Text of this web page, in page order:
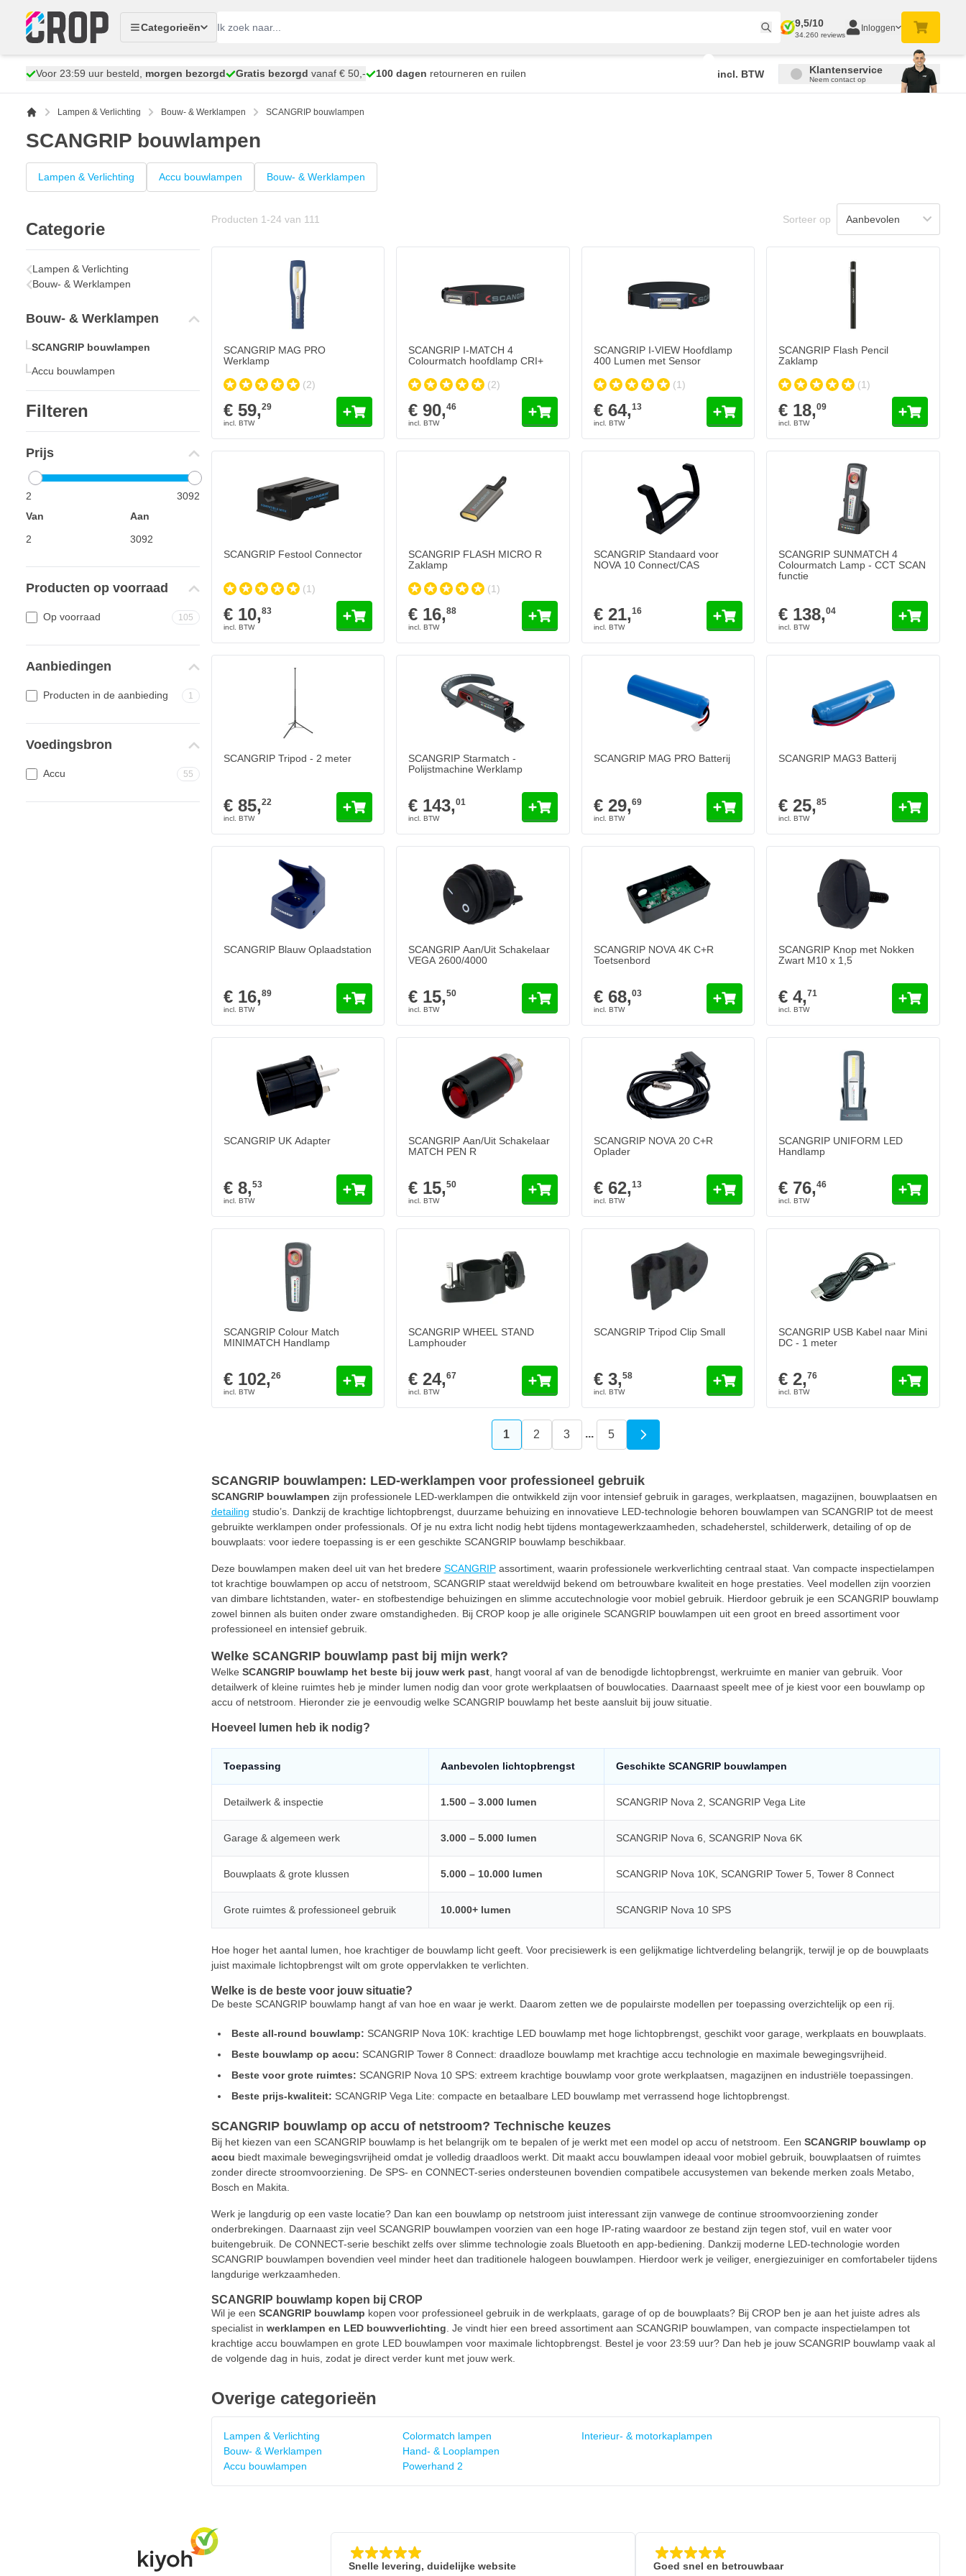
Categorieën
9,5/10
34.260 reviews
Inloggen
Voor 23:59 uur besteld, morgen bezorgd Gratis bezorgd vanaf € 50,- 100 dagen retourneren en ruilen incl. BTW Klantenservice
Neem contact op
Lampen & Verlichting Bouw- & Werklampen SCANGRIP bouwlampen
SCANGRIP bouwlampen
Lampen & Verlichting Accu bouwlampen Bouw- & Werklampen
Categorie
Lampen & Verlichting
Bouw- & Werklampen
Bouw- & Werklampen
SCANGRIP bouwlampen
Accu bouwlampen
Filteren
Prijs
2
3092
Van
Aan
Producten op voorraad
Op voorraad 105
Aanbiedingen
Producten in de aanbieding 1
Voedingsbron
Accu 55
Producten 1 -24 van 111 Sorteer op
SCANGRIP MAG PRO
Werklamp
(2)
€ 59,29
SCANGRIP I-MATCH 4
Colourmatch hoofdlamp CRI+
(2)
€ 90,46
SCANGRIP I-VIEW Hoofdlamp
400 Lumen met Sensor
(1)
€ 64,13
SCANGRIP Flash Pencil
Zaklamp
(1)
€ 18,09
SCANGRIP Festool Connector
(1)
€ 10,83
SCANGRIP FLASH MICRO R
Zaklamp
(1)
€ 16,88
SCANGRIP Standaard voor
NOVA 10 Connect/CAS
€ 21,16
SCANGRIP SUNMATCH 4
Colourmatch Lamp - CCT SCAN
functie
€ 138,04
SCANGRIP Tripod - 2 meter
€ 85,22
SCANGRIP Starmatch -
Polijstmachine Werklamp
€ 143,01
SCANGRIP MAG PRO Batterij
€ 29,69
SCANGRIP MAG3 Batterij
€ 25,85
SCANGRIP Blauw Oplaadstation
€ 16,89
SCANGRIP Aan/Uit Schakelaar
VEGA 2600/4000
€ 15,50
SCANGRIP NOVA 4K C+R
Toetsenbord
€ 68,03
SCANGRIP Knop met Nokken
Zwart M10 x 1,5
€ 4,71
SCANGRIP UK Adapter
€ 8,53
SCANGRIP Aan/Uit Schakelaar
MATCH PEN R
€ 15,50
SCANGRIP NOVA 20 C+R
Oplader
€ 62,13
SCANGRIP UNIFORM LED
Handlamp
€ 76,46
SCANGRIP Colour Match
MINIMATCH Handlamp
€ 102,26
SCANGRIP WHEEL STAND
Lamphouder
€ 24,67
SCANGRIP Tripod Clip Small
€ 3,58
SCANGRIP USB Kabel naar Mini
DC - 1 meter
€ 2,76
U lees momenteel pagina
1 Pagina
2 Pagina
3 ... Pagina
5
SCANGRIP bouwlampen: LED-werklampen voor professioneel gebruik
SCANGRIP bouwlampen zijn professionele LED-werklampen die ontwikkeld zijn voor intensief gebruik in garages, werkplaatsen, magazijnen, bouwplaatsen en
detailing studio’s. Dankzij de krachtige lichtopbrengst, duurzame behuizing en innovatieve LED-technologie behoren bouwlampen van SCANGRIP tot de meest
gebruikte werklampen onder professionals. Of je nu extra licht nodig hebt tijdens montagewerkzaamheden, schadeherstel, schilderwerk, detailing of op de
bouwplaats: voor iedere toepassing is er een geschikte SCANGRIP bouwlamp beschikbaar.
Deze bouwlampen maken deel uit van het bredere SCANGRIPassortiment, waarin professionele werkverlichting centraal staat. Van compacte inspectielampen
tot krachtige bouwlampen op accu of netstroom, SCANGRIP staat wereldwijd bekend om betrouwbare kwaliteit en hoge prestaties. Veel modellen zijn voorzien
van dimbare lichtstanden, water- en stofbestendige behuizingen en slimme accutechnologie voor mobiel gebruik. Hierdoor gebruik je een SCANGRIP bouwlamp
zowel binnen als buiten onder zware omstandigheden. Bij CROP koop je alle originele SCANGRIP bouwlampen uit een groot en breed assortiment voor
professioneel en intensief gebruik.
Welke SCANGRIP bouwlamp past bij mijn werk?
Welke SCANGRIP bouwlamp het beste bij jouw werk past, hangt vooral af van de benodigde lichtopbrengst, werkruimte en manier van gebruik. Voor
detailwerk of kleine ruimtes heb je minder lumen nodig dan voor grote werkplaatsen of bouwlocaties. Daarnaast speelt mee of je kiest voor een bouwlamp op
accu of netstroom. Hieronder zie je eenvoudig welke SCANGRIP bouwlamp het beste aansluit bij jouw situatie.
Hoeveel lumen heb ik nodig?
Toepassing Aanbevolen lichtopbrengst Geschikte SCANGRIP bouwlampen
Detailwerk & inspectie 1.500 – 3.000 lumen SCANGRIP Nova 2, SCANGRIP Vega Lite
Garage & algemeen werk 3.000 – 5.000 lumen SCANGRIP Nova 6, SCANGRIP Nova 6K
Bouwplaats & grote klussen 5.000 – 10.000 lumen SCANGRIP Nova 10K, SCANGRIP Tower 5, Tower 8 Connect
Grote ruimtes & professioneel gebruik 10.000+ lumen SCANGRIP Nova 10 SPS
Hoe hoger het aantal lumen, hoe krachtiger de bouwlamp licht geeft. Voor precisiewerk is een gelijkmatige lichtverdeling belangrijk, terwijl je op de bouwplaats
juist maximale lichtopbrengst wilt om grote oppervlakken te verlichten.
Welke is de beste voor jouw situatie?
De beste SCANGRIP bouwlamp hangt af van hoe en waar je werkt. Daarom zetten we de populairste modellen per toepassing overzichtelijk op een rij.
Beste all-round bouwlamp: SCANGRIP Nova 10K: krachtige LED bouwlamp met hoge lichtopbrengst, geschikt voor garage, werkplaats en bouwplaats.
Beste bouwlamp op accu: SCANGRIP Tower 8 Connect: draadloze bouwlamp met krachtige accu technologie en maximale bewegingsvrijheid.
Beste voor grote ruimtes: SCANGRIP Nova 10 SPS: extreem krachtige bouwlamp voor grote werkplaatsen, magazijnen en industriële toepassingen.
Beste prijs-kwaliteit: SCANGRIP Vega Lite: compacte en betaalbare LED bouwlamp met verrassend hoge lichtopbrengst.
SCANGRIP bouwlamp op accu of netstroom? Technische keuzes
Bij het kiezen van een SCANGRIP bouwlamp is het belangrijk om te bepalen of je werkt met een model op accu of netstroom. Een SCANGRIP bouwlamp op
accu biedt maximale bewegingsvrijheid omdat je volledig draadloos werkt. Dit maakt accu bouwlampen ideaal voor mobiel gebruik, bouwplaatsen of ruimtes
zonder directe stroomvoorziening. De SPS- en CONNECT-series ondersteunen bovendien compatibele accusystemen van bekende merken zoals Metabo,
Bosch en Makita.
Werk je langdurig op een vaste locatie? Dan kan een bouwlamp op netstroom juist interessant zijn vanwege de continue stroomvoorziening zonder
onderbrekingen. Daarnaast zijn veel SCANGRIP bouwlampen voorzien van een hoge IP-rating waardoor ze bestand zijn tegen stof, vuil en water voor
buitengebruik. De CONNECT-serie beschikt zelfs over slimme technologie zoals Bluetooth en app-bediening. Dankzij moderne LED-technologie worden
SCANGRIP bouwlampen bovendien veel minder heet dan traditionele halogeen bouwlampen. Hierdoor werk je veiliger, energiezuiniger en comfortabeler tijdens
langdurige werkzaamheden.
SCANGRIP bouwlamp kopen bij CROP
Wil je een SCANGRIP bouwlamp kopen voor professioneel gebruik in de werkplaats, garage of op de bouwplaats? Bij CROP ben je aan het juiste adres als
specialist in werklampen en LED bouwverlichting . Je vindt hier een breed assortiment aan SCANGRIP bouwlampen, van compacte inspectielampen tot
krachtige accu bouwlampen en grote LED bouwlampen voor maximale lichtopbrengst. Bestel je voor 23:59 uur? Dan heb je jouw SCANGRIP bouwlamp vaak al
de volgende dag in huis, zodat je direct verder kunt met jouw werk.
Overige categorieën
Lampen & Verlichting
Bouw- & Werklampen
Accu bouwlampen
Colormatch lampen
Hand- & Looplampen
Powerhand 2
Interieur- & motorkaplampen
Snelle levering, duidelijke website
Goed snel en betrouwbaar